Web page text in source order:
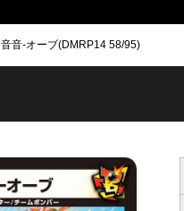
音音-オーブ(DMRP14 58/95)